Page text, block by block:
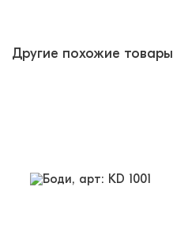
Другие похожие товары